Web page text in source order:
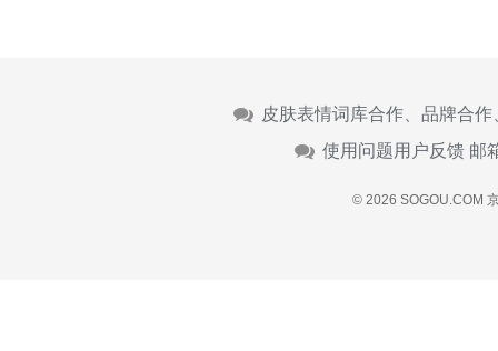
皮肤表情词库合作、品牌合
使用问题用户反馈 邮
© 2026 SOGOU.COM